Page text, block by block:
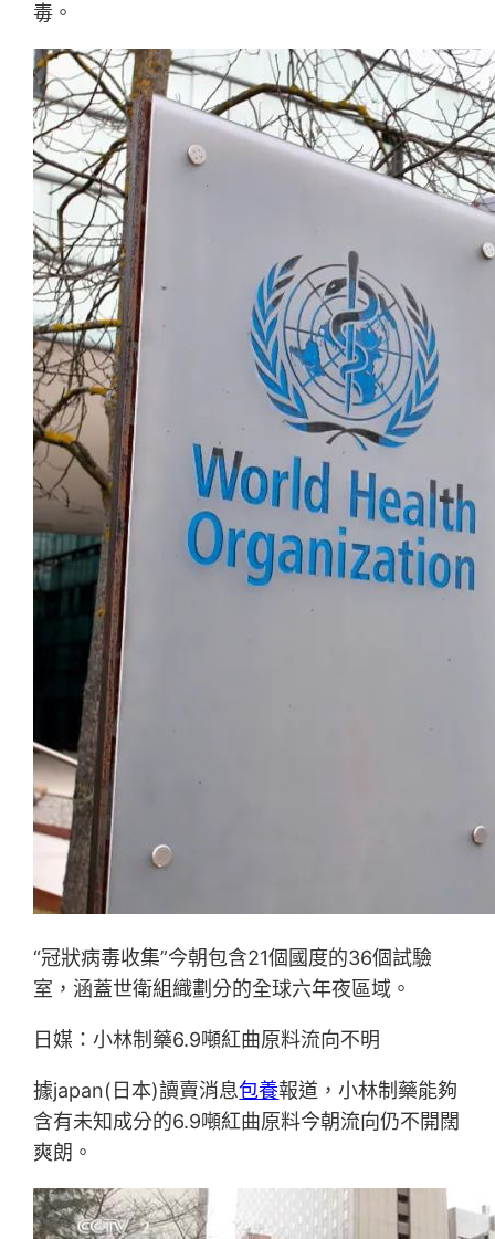
毒。
“冠狀病毒收集”今朝包含21個國度的36個試驗
室，涵蓋世衛組織劃分的全球六年夜區域。
日媒：小林制藥6.9噸紅曲原料流向不明
據japan(日本)讀賣消息包養報道，小林制藥能夠
含有未知成分的6.9噸紅曲原料今朝流向仍不開闊
爽朗。